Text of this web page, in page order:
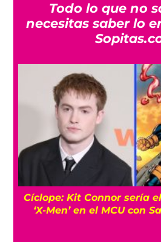
Todo lo que no
necesitas saber lo
Cíclope: Kit Connor sería
‘X-Men’ en el MCU con